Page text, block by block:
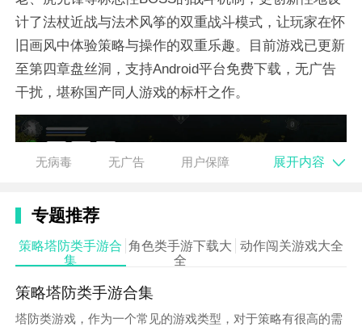
计了法杖近战与法术风筝的双重战斗模式，让玩家在怀
旧画风中体验策略与操作的双重乐趣。目前游戏已更新
至第四章盘丝洞，支持Android平台免费下载，无广告
干扰，堪称国产同人游戏的标杆之作。
游戏亮点
1. 角色颠覆性重构：唐僧突破传统设定，成为兼具远程
无病毒 无广告 用户保障 展开内容
专题推荐
策略塔防类手游合
集
角色类手游下载大
全
动作闯关游戏大全
策略塔防类手游合集
塔防类游戏，作为一个常见的游戏类型，对于策略有很高的需